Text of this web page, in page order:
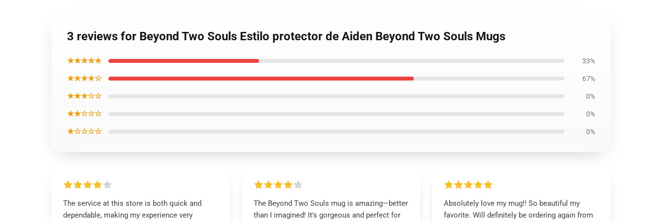
3 reviews for Beyond Two Souls Estilo protector de Aiden Beyond Two Souls Mugs
★★★★★ 33%
★★★★☆ 67%
★★★☆☆ 0%
★★☆☆☆ 0%
★☆☆☆☆ 0%
The service at this store is both quick and
dependable, making my experience very
The Beyond Two Souls mug is amazing—better
than I imagined! It’s gorgeous and perfect for
Absolutely love my mug!! So beautiful my
favorite. Will definitely be ordering again from